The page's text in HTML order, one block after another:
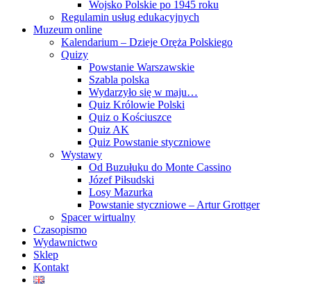
Wojsko Polskie po 1945 roku
Regulamin usług edukacyjnych
Muzeum online
Kalendarium – Dzieje Oręża Polskiego
Quizy
Powstanie Warszawskie
Szabla polska
Wydarzyło się w maju…
Quiz Królowie Polski
Quiz o Kościuszce
Quiz AK
Quiz Powstanie styczniowe
Wystawy
Od Buzułuku do Monte Cassino
Józef Piłsudski
Losy Mazurka
Powstanie styczniowe – Artur Grottger
Spacer wirtualny
Czasopismo
Wydawnictwo
Sklep
Kontakt